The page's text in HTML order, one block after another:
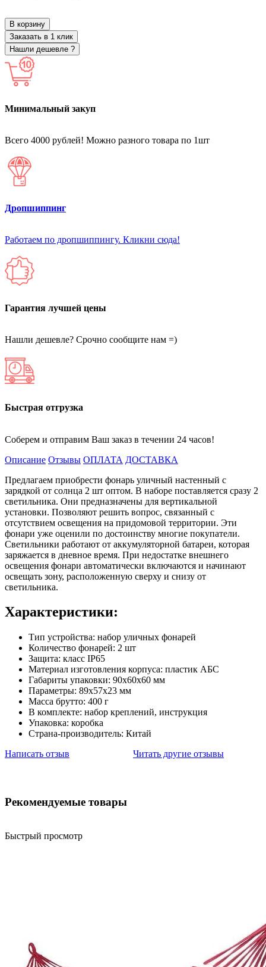
В корзину
Заказать в 1 клик
Нашли дешевле ?
Минимальный закуп
Всего 4000 рублей! Можно разного товара по 1шт
Дропшиппинг
Работаем по дропшиппингу. Кликни сюда!
Гарантия лучшей цены
Нашли дешевле? Срочно сообщите нам =)
Быстрая отгрузка
Соберем и отправим Ваш заказ в течении 24 часов!
Описание Отзывы ОПЛАТА ДОСТАВКА
Предлагаем приобрести фонарь уличный настенный с
зарядкой от солнца 2 шт оптом. В наборе поставляется сразу 2
светильника. Они предназначены для вертикальной
установки. Позволяют решить вопрос, связанный с
отсутствием освещения на придомовой территории. Эти
фонари уже оценили по достоинству многие покупатели.
Светильники работают от аккумуляторной батареи, которая
заряжается в дневное время. При недостатке внешнего
освещения фонари автоматически включаются и начинают
освещать зону, расположенную сверху и снизу от
светильника.
Характеристики:
Тип устройства: набор уличных фонарей
Количество фонарей: 2 шт
Защита: класс IP65
Материал изготовления корпуса: пластик АБС
Габариты упаковки: 90х60х60 мм
Параметры: 89х57х23 мм
Масса брутто: 400 г
В комплекте: набор креплений, инструкция
Упаковка: коробка
Страна-производитель: Китай
Написать отзыв
Читать другие отзывы
Рекомендуемые товары
Быстрый просмотр